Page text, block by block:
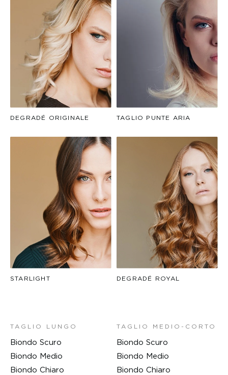
DEGRADÉ ORIGINALE TAGLIO PUNTE ARIA
STARLIGHT DEGRADÉ ROYAL
TAGLIO LUNGO
Biondo Scuro
Biondo Medio
Biondo Chiaro
TAGLIO MEDIO-CORTO
Biondo Scuro
Biondo Medio
Biondo Chiaro